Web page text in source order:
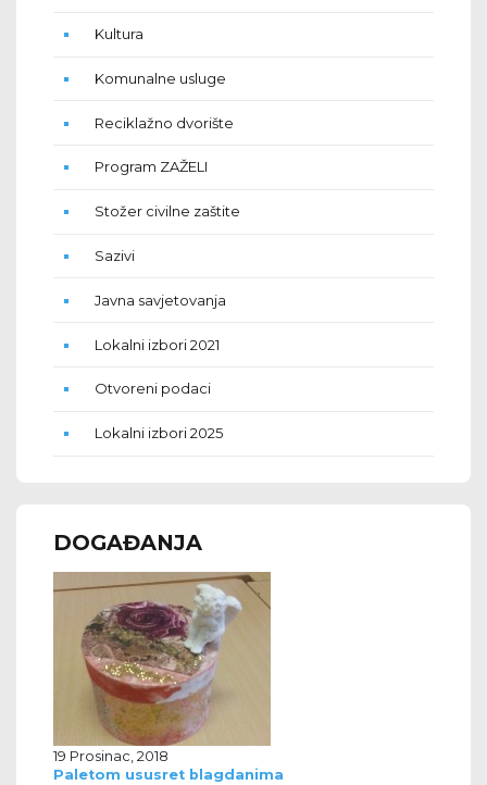
Kultura
Komunalne usluge
Reciklažno dvorište
Program ZAŽELI
Stožer civilne zaštite
Sazivi
Javna savjetovanja
Lokalni izbori 2021
Otvoreni podaci
Lokalni izbori 2025
DOGAĐANJA
19 Prosinac, 2018
Paletom ususret blagdanima